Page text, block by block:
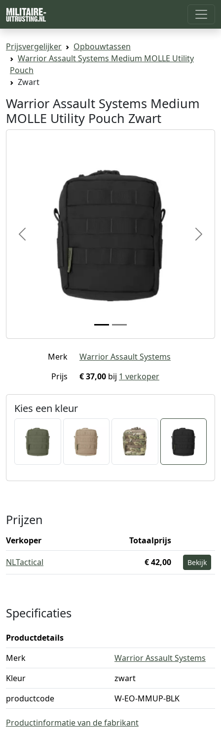
Prijsvergelijker
Opbouwtassen
Warrior Assault Systems Medium MOLLE Utility
Pouch
Zwart
Warrior Assault Systems Medium
MOLLE Utility Pouch Zwart
Previous Next
Merk
Warrior Assault Systems
Prijs
€ 37,00 bij 1 verkoper
Kies een kleur
Prijzen
Verkoper
Totaalprijs
NLTactical
€ 42,00 Bekijk
Specificaties
Productdetails
Merk
Warrior Assault Systems
Kleur
zwart
productcode
W-EO-MMUP-BLK
Productinformatie van de fabrikant